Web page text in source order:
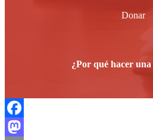
Donar
¿Por qué hacer
Facebook